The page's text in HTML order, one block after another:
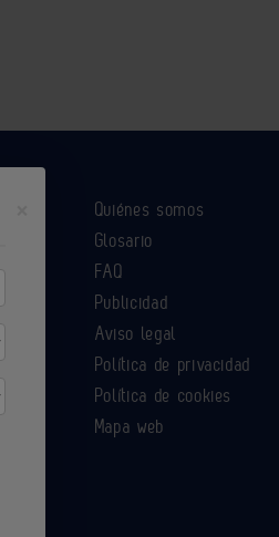
Quiénes somos
Glosario
FAQ
Publicidad
Aviso legal
Política de privacidad
Política de cookies
Mapa web